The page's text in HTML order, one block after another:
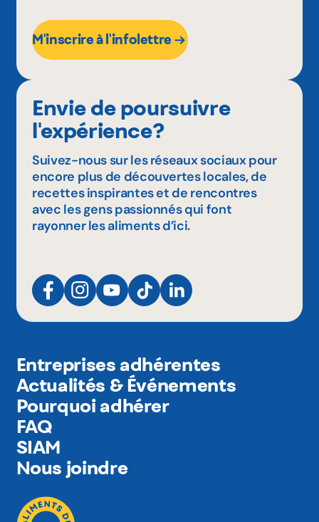
M'inscrire à l'infolettre
Envie de poursuivre
l'expérience?
Suivez-nous sur les réseaux sociaux pour
encore plus de découvertes locales, de
recettes inspirantes et de rencontres
avec les gens passionnés qui font
rayonner les aliments d’ici.
Entreprises adhérentes
Actualités & Événements
Pourquoi adhérer
FAQ
SIAM
Nous joindre